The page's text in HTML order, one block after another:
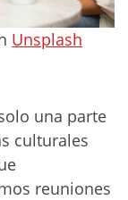
Unsplash
una parte
culturales
reuniones